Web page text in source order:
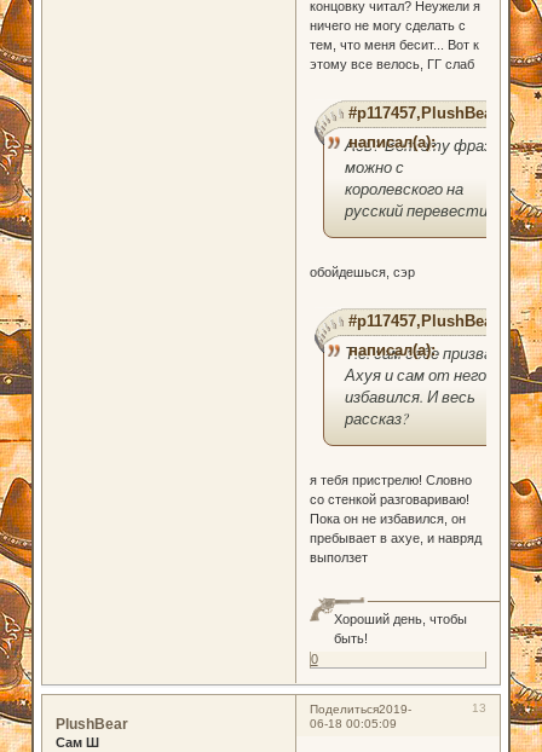
концовку читал? Неужели я
ничего не могу сделать с
тем, что меня бесит... Вот к
этому все велось, ГГ слаб
#p117457,PlushBear
написал(а):
Ась? Вот эту фразу
можно с
королевского на
русский перевести?
обойдешься, сэр
#p117457,PlushBear
написал(а):
Т.е. сам себе призвал
Ахуя и сам от него
избавился. И весь
рассказ?
я тебя пристрелю! Словно
со стенкой разговариваю!
Пока он не избавился, он
пребывает в ахуе, и навряд
выползет
Хороший день, чтобы
быть!
0
Поделиться 13
2019-
06-18 00:05:09
PlushBear
Сам Ш